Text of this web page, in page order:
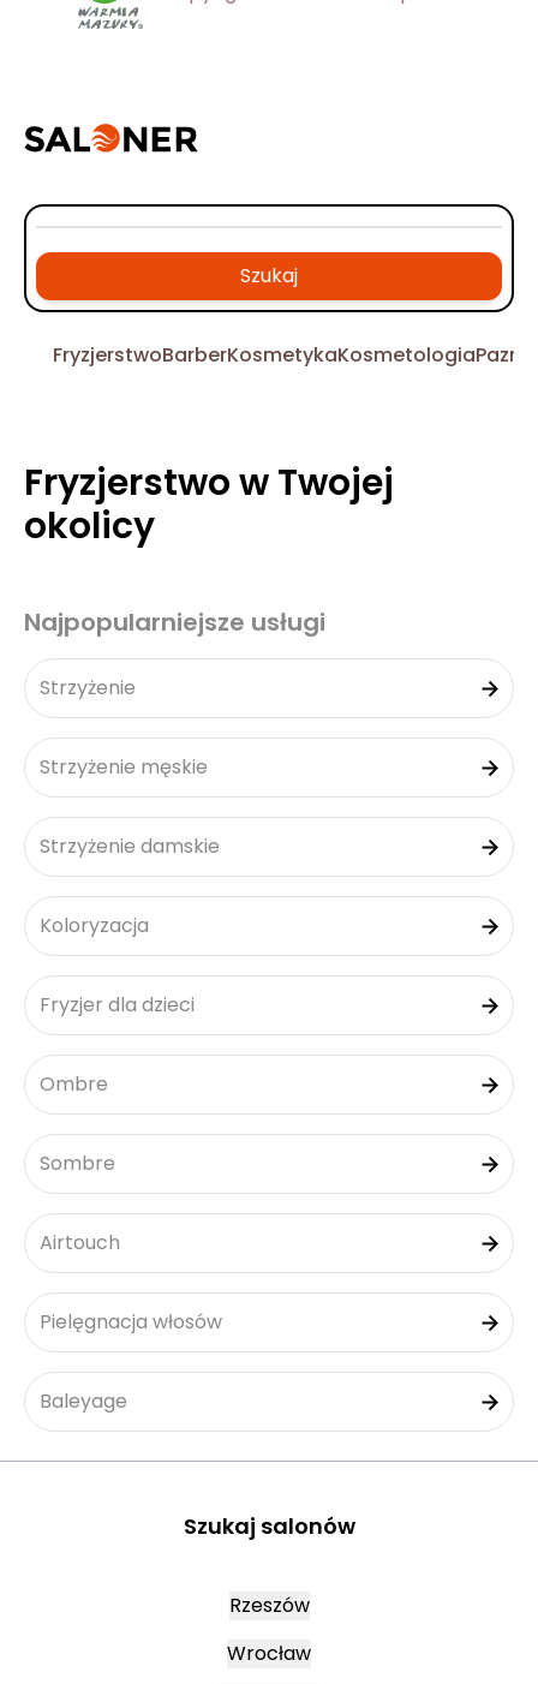
Szukaj
FryzjerstwoBarberKosmetykaKosmetologia
Fryzjerstwo w Twojej
okolicy
Najpopularniejsze usługi
Strzyżenie
Strzyżenie męskie
Strzyżenie damskie
Koloryzacja
Fryzjer dla dzieci
Ombre
Sombre
Airtouch
Pielęgnacja włosów
Baleyage
Szukaj salonów
Rzeszów
Wrocław